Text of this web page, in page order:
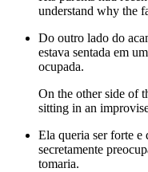
understand why the
Do outro lado do
estava sentada em
ocupada.
On the other side of
sitting in an
Ela queria ser forte e
secretamente
tomaria.